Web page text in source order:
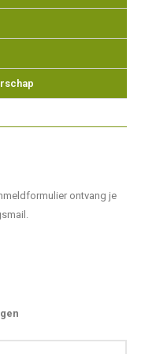
ontvang je